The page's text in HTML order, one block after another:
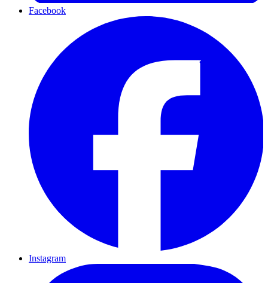
Facebook
Instagram